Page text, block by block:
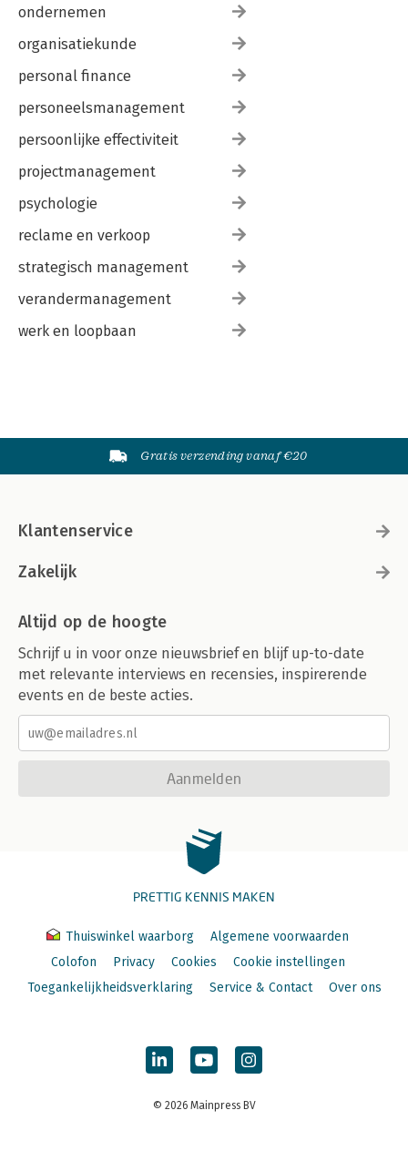
ondernemen
organisatiekunde
personal finance
personeelsmanagement
persoonlijke effectiviteit
projectmanagement
psychologie
reclame en verkoop
strategisch management
verandermanagement
werk en loopbaan
Gratis verzending vanaf €20
Klantenservice
Zakelijk
Altijd op de hoogte
Schrijf u in voor onze nieuwsbrief en blijf up-to-date
met relevante interviews en recensies, inspirerende
events en de beste acties.
Aanmelden
PRETTIG KENNIS MAKEN
Thuiswinkel waarborg
Algemene voorwaarden
Colofon
Privacy Cookies
Cookie instellingen
Toegankelijkheidsverklaring
Service & Contact Over ons
© 2026 Mainpress BV